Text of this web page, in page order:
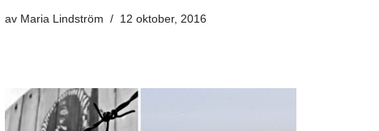
av Maria Lindström 12 oktober, 2016